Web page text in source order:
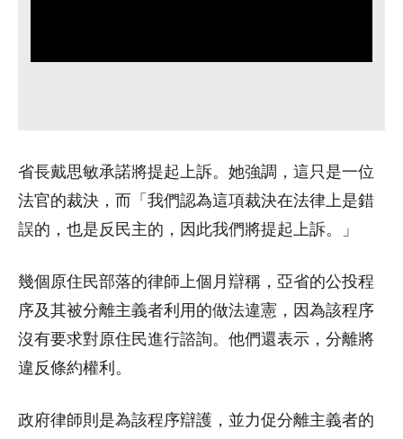
省長戴思敏承諾將提起上訴。她強調，這只是一位
法官的裁決，而「我們認為這項裁決在法律上是錯
誤的，也是反民主的，因此我們將提起上訴。」
幾個原住民部落的律師上個月辯稱，亞省的公投程
序及其被分離主義者利用的做法違憲，因為該程序
沒有要求對原住民進行諮詢。他們還表示，分離將
違反條約權利。
政府律師則是為該程序辯護，並力促分離主義者的